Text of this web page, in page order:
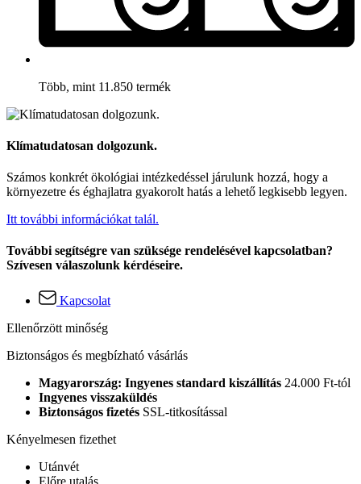
Több, mint 11.850 termék
Klímatudatosan dolgozunk.
Számos konkrét ökológiai intézkedéssel járulunk hozzá, hogy a
környezetre és éghajlatra gyakorolt hatás a lehető legkisebb legyen.
Itt további információkat talál.
További segítségre van szüksége rendelésével kapcsolatban?
Szívesen válaszolunk kérdéseire.
Kapcsolat
Ellenőrzött minőség
Biztonságos és megbízható vásárlás
Magyarország: Ingyenes standard kiszállítás 24.000 Ft-tól
Ingyenes visszaküldés
Biztonságos fizetés SSL-titkosítással
Kényelmesen fizethet
Utánvét
Előre utalás